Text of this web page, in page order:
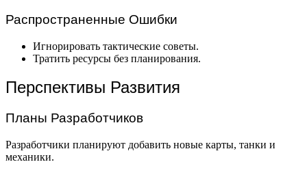
Распространенные Ошибки
Игнорировать тактические советы.
Тратить ресурсы без планирования.
Перспективы Развития
Планы Разработчиков
Разработчики планируют добавить новые карты, танки и
механики.